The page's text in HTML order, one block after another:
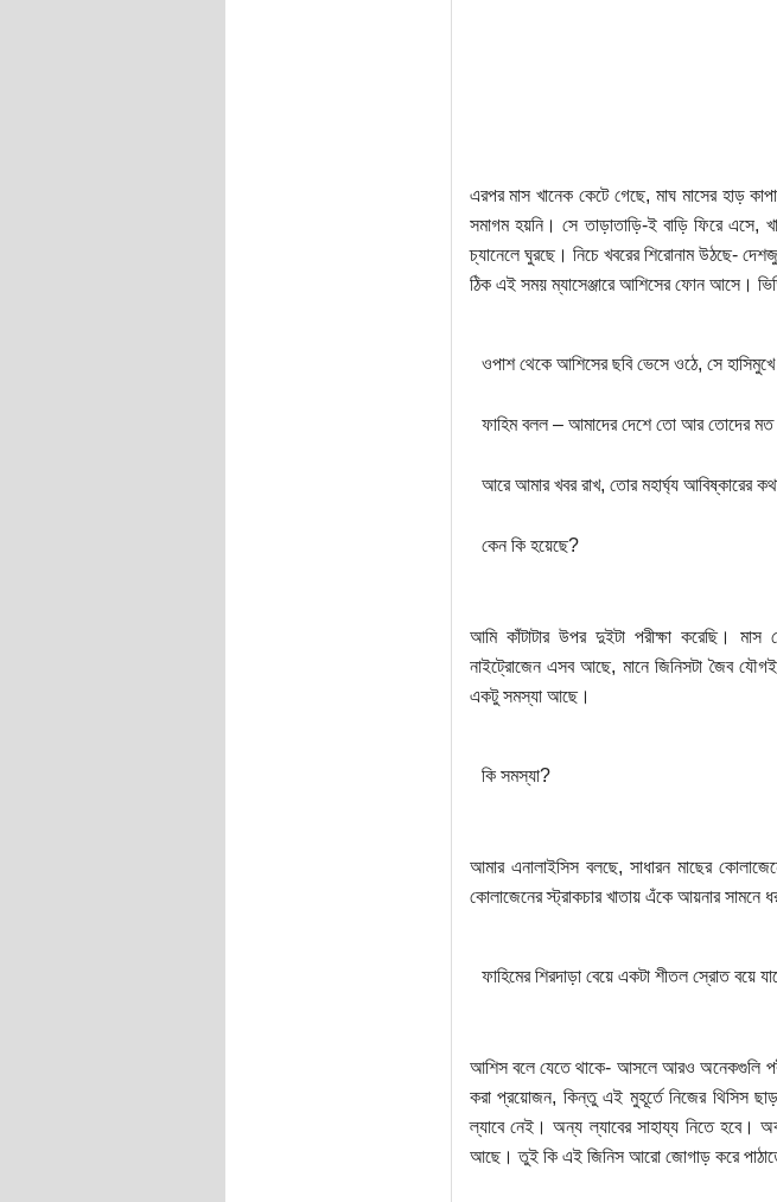
এরপর মাস খানেক কেটে গেছে, মাঘ মাসের হাড়
সমাগম হয়নি। সে তাড়াতাড়ি-ই বাড়ি ফিরে এসে,
চ্যানেলে ঘুরছে। নিচে খবরের শিরোনাম উঠছে-
ঠিক এই সময় ম্যাসেঞ্জারে আশিসের ফোন আসে।
ওপাশ থেকে আশিসের ছবি ভেসে ওঠে, সে
ফাহিম বলল – আমাদের দেশে তো আর তোদের মত
আরে আমার খবর রাখ, তোর মহার্ঘ্য আবিষ্কারের
কেন কি হয়েছে?
আমি কাঁটাটার উপর দুইটা পরীক্ষা করেছি। মাস
নাইট্রোজেন এসব আছে, মানে জিনিসটা জৈব
একটু সমস্যা আছে।
কি সমস্যা?
আমার এনালাইসিস বলছে, সাধারন মাছের
কোলাজেনের স্ট্রাকচার খাতায় এঁকে আয়নার সামনে
ফাহিমের শিরদাড়া বেয়ে একটা শীতল স্রোত বয়ে
আশিস বলে যেতে থাকে- আসলে আরও অনেকগুলি
করা প্রয়োজন, কিন্তু এই মুহূর্তে নিজের থিসিস
ল্যাবে নেই। অন্য ল্যাবের সাহায্য নিতে হবে।
আছে। তুই কি এই জিনিস আরো জোগাড় করে